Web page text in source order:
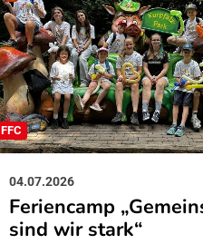
FFC
04.07.2026
Feriencamp
sind wir stark“